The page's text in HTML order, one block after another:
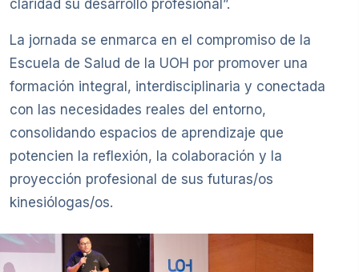
claridad su desarrollo profesional”.
La jornada se enmarca en el compromiso de la
Escuela de Salud de la UOH por promover una
formación integral, interdisciplinaria y conectada
con las necesidades reales del entorno,
consolidando espacios de aprendizaje que
potencien la reflexión, la colaboración y la
proyección profesional de sus futuras/os
kinesiólogas/os.